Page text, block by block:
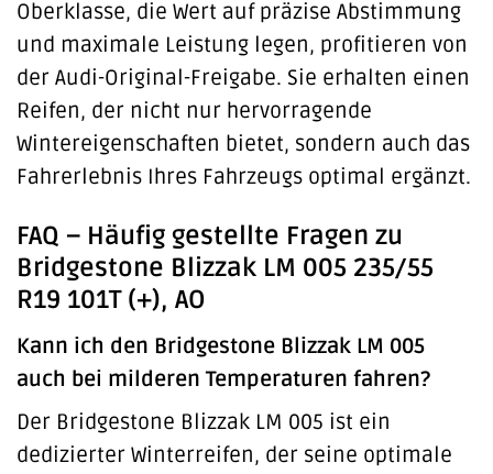
Oberklasse, die Wert auf präzise Abstimmung
und maximale Leistung legen, profitieren von
der Audi-Original-Freigabe. Sie erhalten einen
Reifen, der nicht nur hervorragende
Wintereigenschaften bietet, sondern auch das
Fahrerlebnis Ihres Fahrzeugs optimal ergänzt.
FAQ – Häufig gestellte Fragen zu
Bridgestone Blizzak LM 005 235/55
R19 101T (+), AO
Kann ich den Bridgestone Blizzak LM 005
auch bei milderen Temperaturen fahren?
Der Bridgestone Blizzak LM 005 ist ein
dedizierter Winterreifen, der seine optimale